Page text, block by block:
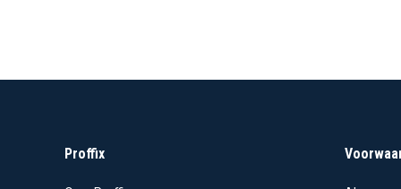
Proffix